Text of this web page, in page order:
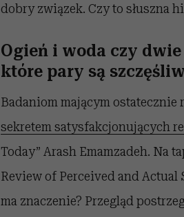
dobry związek. Czy to słuszna
Ogień i woda czy
które pary są
Badaniom mającym
sekretem satysfakcjonujących
Today” Arash Emamzadeh. Na
Review of Perceived and
ma znaczenie? Przegląd